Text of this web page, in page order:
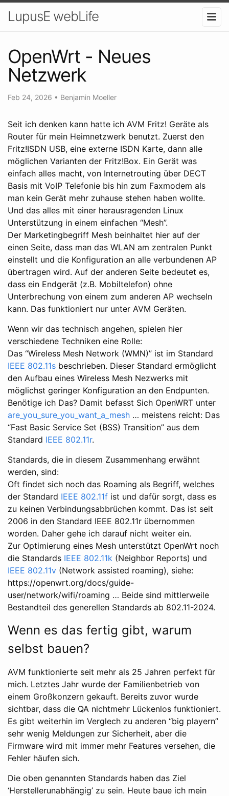
LupusE webLife
OpenWrt - Neues
Netzwerk
Feb 24, 2026 • Benjamin Moeller
Seit ich denken kann hatte ich AVM Fritz! Geräte als
Router für mein Heimnetzwerk benutzt. Zuerst den
Fritz!ISDN USB, eine externe ISDN Karte, dann alle
möglichen Varianten der Fritz!Box. Ein Gerät was
einfach alles macht, von Internetrouting über DECT
Basis mit VoIP Telefonie bis hin zum Faxmodem als
man kein Gerät mehr zuhause stehen haben wollte.
Und das alles mit einer herausragenden Linux
Unterstützung in einem einfachen “Mesh”.
Der Marketingbegriff Mesh beinhaltet hier auf der
einen Seite, dass man das WLAN am zentralen Punkt
einstellt und die Konfiguration an alle verbundenen AP
übertragen wird. Auf der anderen Seite bedeutet es,
dass ein Endgerät (z.B. Mobiltelefon) ohne
Unterbrechung von einem zum anderen AP wechseln
kann. Das funktioniert nur unter AVM Geräten.
Wenn wir das technisch angehen, spielen hier
verschiedene Techniken eine Rolle:
Das “Wireless Mesh Network (WMN)” ist im Standard
IEEE 802.11s beschrieben. Dieser Standard ermöglicht
den Aufbau eines Wireless Mesh Nezwerks mit
möglichst geringer Konfiguration an den Endpunten.
Benötige ich Das? Damit befasst Sich OpenWRT unter
are_you_sure_you_want_a_mesh … meistens reicht: Das
“Fast Basic Service Set (BSS) Transition” aus dem
Standard IEEE 802.11r.
Standards, die in diesem Zusammenhang erwähnt
werden, sind:
Oft findet sich noch das Roaming als Begriff, welches
der Standard IEEE 802.11f ist und dafür sorgt, dass es
zu keinen Verbindungsabbrüchen kommt. Das ist seit
2006 in den Standard IEEE 802.11r übernommen
worden. Daher gehe ich darauf nicht weiter ein.
Zur Optimierung eines Mesh unterstützt OpenWrt noch
die Standards IEEE 802.11k (Neighbor Reports) und
IEEE 802.11v (Network assisted roaming), siehe:
https://openwrt.org/docs/guide-
user/network/wifi/roaming … Beide sind mittlerweile
Bestandteil des generellen Standards ab 802.11-2024.
Wenn es das fertig gibt, warum
selbst bauen?
AVM funktionierte seit mehr als 25 Jahren perfekt für
mich. Letztes Jahr wurde der Familienbetrieb von
einem Großkonzern gekauft. Bereits zuvor wurde
sichtbar, dass die QA nichtmehr Lückenlos funktioniert.
Es gibt weiterhin im Verglech zu anderen “big playern”
sehr wenig Meldungen zur Sicherheit, aber die
Firmware wird mit immer mehr Features versehen, die
Fehler häufen sich.
Die oben genannten Standards haben das Ziel
‘Herstellerunabhängig’ zu sein. Heute baue ich mein